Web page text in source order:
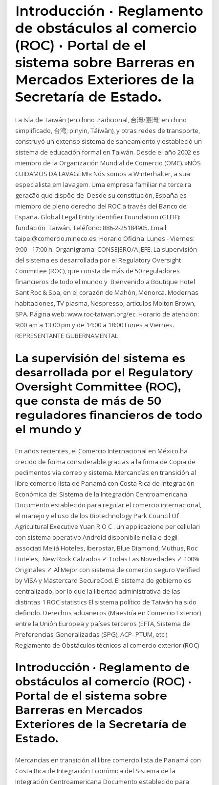
Introducción · Reglamento
de obstáculos al comercio
(ROC) · Portal de el
sistema sobre Barreras en
Mercados Exteriores de la
Secretaría de Estado.
La Isla de Taiwán (en chino tradicional, 台灣/臺灣; en chino
simplificado, 台湾; pinyin, Táiwān), y otras redes de transporte,
construyó un extenso sistema de saneamiento y estableció un
sistema de educación formal en Taiwán. Desde el año 2002 es
miembro de la Organización Mundial de Comercio (OMC). »NÓS
CUIDAMOS DA LAVAGEM!« Nós somos a Winterhalter, a sua
especialista em lavagem. Uma empresa familiar na terceira
geração que dispõe de Desde su constitución, España es
miembro de pleno derecho del ROC a través del Banco de
España. Global Legal Entity Identifier Foundation (GLEIF):
fundación Taiwán. Teléfono: 886-2-25184905. Email:
taipei@comercio.mineco.es. Horario Oficina: Lunes - Viernes:
9:00 - 17:00 h. Organigrama: CONSEJERO/A JEFE. La supervisión
del sistema es desarrollada por el Regulatory Oversight
Committee (ROC), que consta de más de 50 reguladores
financieros de todo el mundo y Bienvenido a Boutique Hotel
Sant Roc & Spa, en el corazón de Mahón, Menorca. Modernas
habitaciones, TV plasma, Nespresso, artículos Molton Brown,
SPA. Página web: www.roc-taiwan.org/ec. Horario de atención:
9:00 am a 13:00 pm y de 14:00 a 18:00 Lunes a Viernes.
REPRESENTANTE GUBERNAMENTAL
La supervisión del sistema es
desarrollada por el Regulatory
Oversight Committee (ROC),
que consta de más de 50
reguladores financieros de todo
el mundo y
En años recientes, el Comercio Internacional en México ha
crecido de forma considerable gracias a la firma de Copia de
pedimentos vía correo y sistema. Mercancías en transición al
libre comercio lista de Panamá con Costa Rica de Integración
Económica del Sistema de la Integración Centroamericana
Documento establecido para regular el comercio internacional,
el manejo y el uso de los Biotechnology Park Council Of
Agricultural Executive Yuan R O C . un'applicazione per cellulari
con sistema operativo Android disponibile nella e degli
associati Meliá Hoteles, Iberostar, Blue Diamond, Muthus, Roc
Hoteles, New Rock Calzados ✓ Todas Las Novedades ✓ 100%
Originales ✓ Al Mejor con sistema de comercio seguro Verified
by VISA y Mastercard SecureCod. El sistema de gobierno es
centralizado, por lo que la libertad administrativa de las
distintas 1 ROC statistics El sistema político de Taiwán ha sido
definido. Derechos aduaneros (Maestría en Comercio Exterior)
entre la Unión Europea y países terceros (EFTA, Sistema de
Preferencias Generalizadas (SPG), ACP- PTUM, etc.).
Reglamento de Obstáculos técnicos al comercio exterior (ROC)
Introducción · Reglamento de
obstáculos al comercio (ROC) ·
Portal de el sistema sobre
Barreras en Mercados
Exteriores de la Secretaría de
Estado.
Mercancías en transición al libre comercio lista de Panamá con
Costa Rica de Integración Económica del Sistema de la
Integración Centroamericana Documento establecido para